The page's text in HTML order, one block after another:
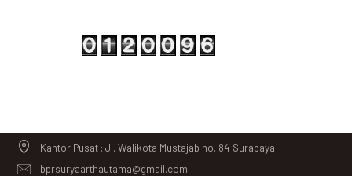
Kantor Pusat : Jl. Walikota Mustajab no. 84 Surabaya
bprsuryaarthautama@gmail.com